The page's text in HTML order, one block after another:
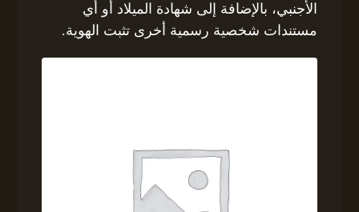
الأجنبي، بالإضافة إلى شهادة الميلاد أو أي
مستندات شخصية رسمية أخرى تثبت الهوية.